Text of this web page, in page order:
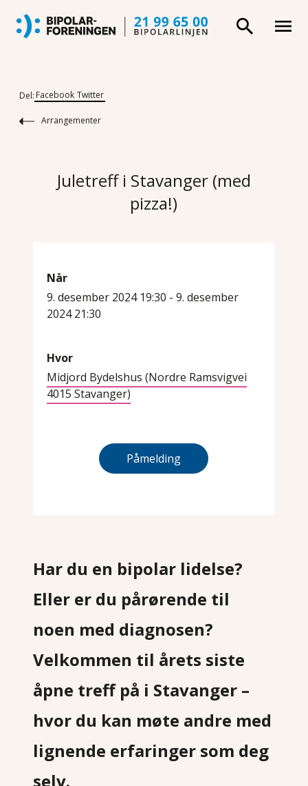
Del: Facebook Twitter
Arrangementer
Juletreff i Stavanger (med
pizza!)
Når
9. desember 2024 19:30 - 9. desember
2024 21:30
Hvor
Midjord Bydelshus (Nordre Ramsvigvei
4015 Stavanger)
Påmelding
Har du en bipolar lidelse?
Eller er du pårørende til
noen med diagnosen?
Velkommen til årets siste
åpne treff på i Stavanger –
hvor du kan møte andre med
lignende erfaringer som deg
selv.